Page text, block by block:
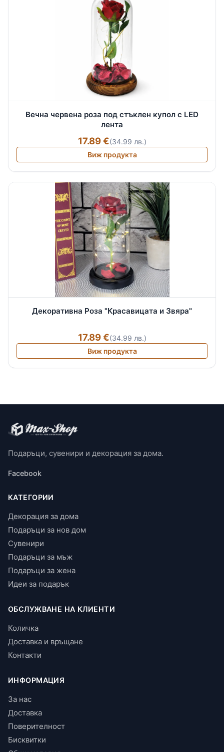
Вечна червена роза под стъклен купол с LED
лента
17.89 €(34.99 лв.)
Виж продукта
Декоративна Роза "Красавицата и Звяра"
17.89 €(34.99 лв.)
Виж продукта
Подаръци, сувенири и декорация за дома.
Facebook
КАТЕГОРИИ
Декорация за дома
Подаръци за нов дом
Сувенири
Подаръци за мъж
Подаръци за жена
Идеи за подарък
ОБСЛУЖВАНЕ НА КЛИЕНТИ
Количка
Доставка и връщане
Контакти
ИНФОРМАЦИЯ
За нас
Доставка
Поверителност
Бисквитки